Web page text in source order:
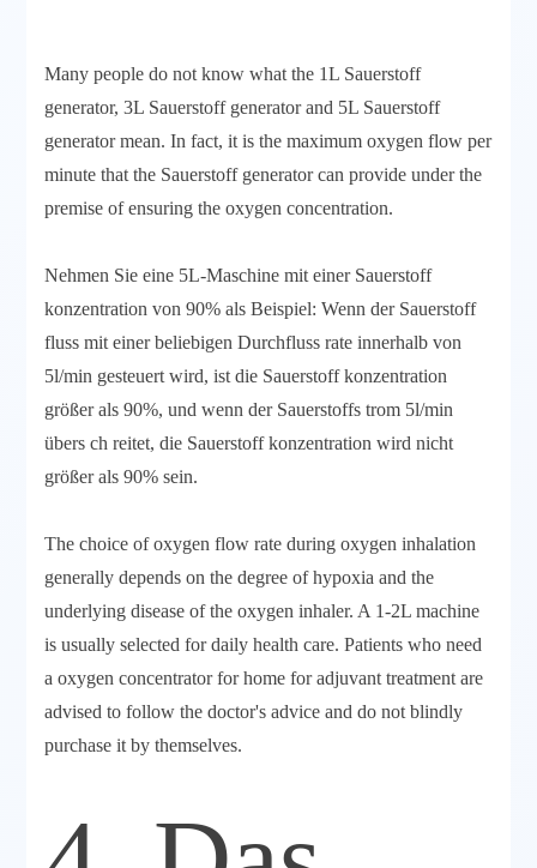
Many people do not know what the 1L Sauerstoff
generator, 3L Sauerstoff generator and 5L Sauerstoff
generator mean. In fact, it is the maximum oxygen flow per
minute that the Sauerstoff generator can provide under the
premise of ensuring the oxygen concentration.
Nehmen Sie eine 5L-Maschine mit einer Sauerstoff
konzentration von 90% als Beispiel: Wenn der Sauerstoff
fluss mit einer beliebigen Durchfluss rate innerhalb von
5l/min gesteuert wird, ist die Sauerstoff konzentration
größer als 90%, und wenn der Sauerstoffs trom 5l/min
übers ch reitet, die Sauerstoff konzentration wird nicht
größer als 90% sein.
The choice of oxygen flow rate during oxygen inhalation
generally depends on the degree of hypoxia and the
underlying disease of the oxygen inhaler. A 1-2L machine
is usually selected for daily health care. Patients who need
a oxygen concentrator for home for adjuvant treatment are
advised to follow the doctor's advice and do not blindly
purchase it by themselves.